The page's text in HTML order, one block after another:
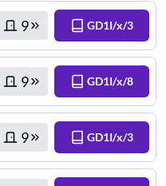
9 GD1I/x/3
9 GD1I/x/8
9 GD1I/x/3